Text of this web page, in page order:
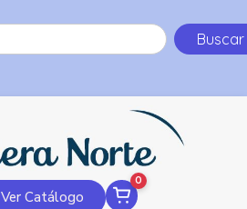
Buscar
Ver Catálogo
0